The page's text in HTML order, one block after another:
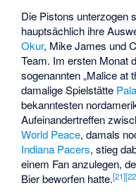
Die Pistons unterzogen
hauptsächlich ihre
Okur, Mike James und
Team. Im ersten Monat
sogenannten „Malice at
damalige Spielstätte
bekanntesten
Aufeinandertreffen
World Peace, damals
Indiana Pacers, stieg
einem Fan anzulegen,
Bier beworfen hatte.[21][22